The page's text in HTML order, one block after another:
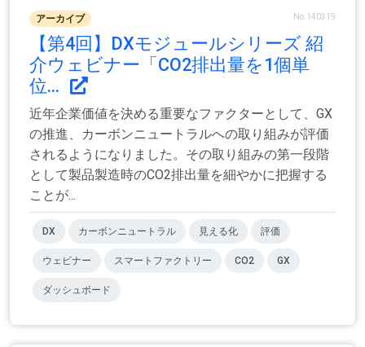
アーカイブ No.140319
【第4回】DXモジュールシリーズ 紹
介ウェビナー「CO2排出量を1個単
位...
近年企業価値を決める重要なファクターとして、GX
の推進、カーボンニュートラルへの取り組みが評価
されるようになりました。その取り組みの第一段階
として製品製造時のCO2排出量を細やかに把握する
ことが...
DX カーボンニュートラル 見える化 評価
ウェビナー スマートファクトリー CO2 GX
ダッシュボード